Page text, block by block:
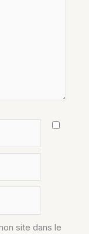
site dans le